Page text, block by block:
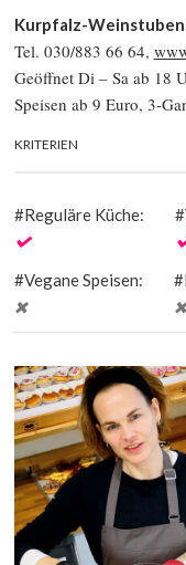
Kurpfalz-
Tel. 030/883 66 64,
Geöffnet Di – Sa ab 18
Speisen ab 9 Euro, 3-
KRITERIEN
Reguläre Küche:
Vegane Speisen: